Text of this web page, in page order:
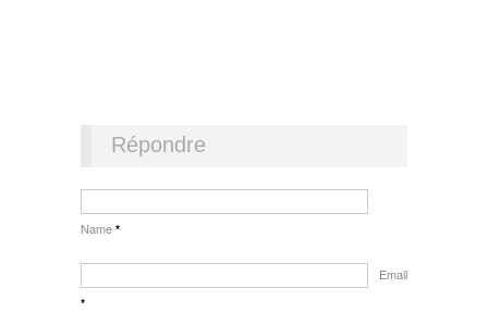
Répondre
Name *
Email
*